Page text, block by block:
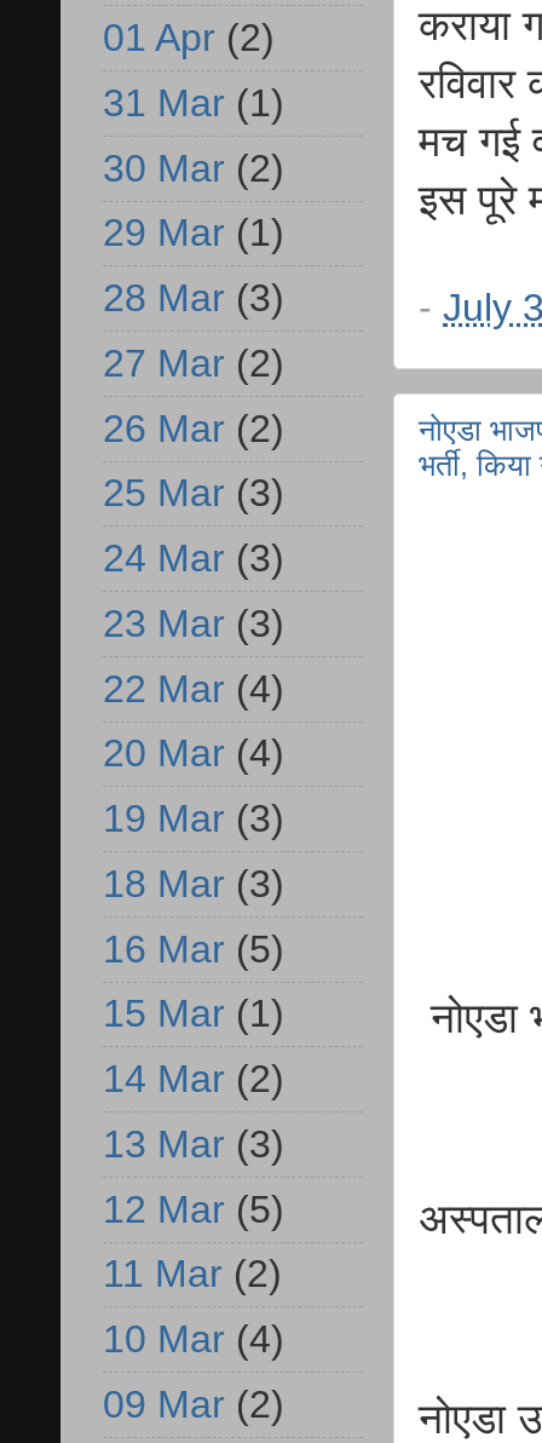
कराया
मच गई
इस पूरे
- July
नोएडा
भर्ती,
नोएडा
नोएडा
01 Apr (2)
31 Mar (1)
30 Mar (2)
29 Mar (1)
28 Mar (3)
27 Mar (2)
26 Mar (2)
25 Mar (3)
24 Mar (3)
23 Mar (3)
22 Mar (4)
20 Mar (4)
19 Mar (3)
18 Mar (3)
16 Mar (5)
15 Mar (1)
14 Mar (2)
13 Mar (3)
12 Mar (5)
11 Mar (2)
10 Mar (4)
09 Mar (2)